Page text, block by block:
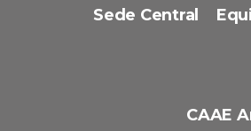
Sede Central
CAAE